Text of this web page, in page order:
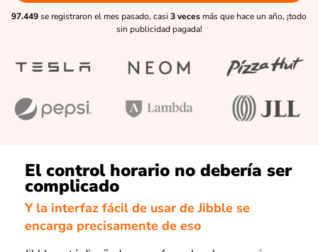
97.449se registraron el mes pasado, casi 3 veces más que hace un año, ¡todo
sin publicidad pagada!
El control horario no debería ser
complicado
Y la interfaz fácil de usar de Jibble se
encarga precisamente de eso